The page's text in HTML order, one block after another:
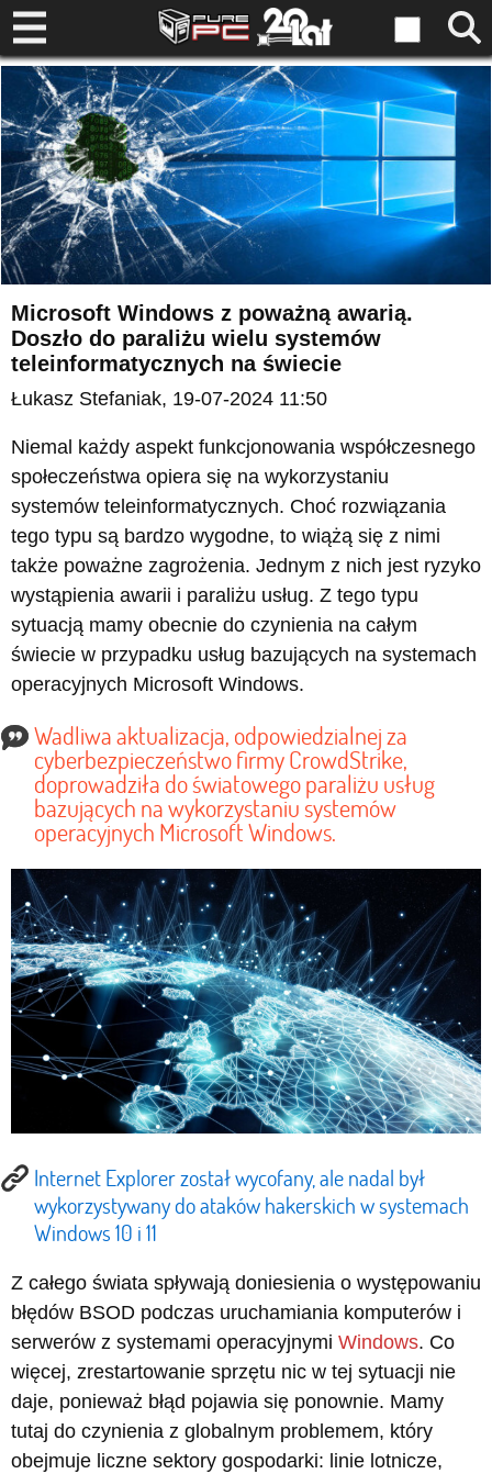
Microsoft Windows z poważną awarią.
Doszło do paraliżu wielu systemów
teleinformatycznych na świecie
Łukasz Stefaniak, 19-07-2024 11:50
Niemal każdy aspekt funkcjonowania współczesnego
społeczeństwa opiera się na wykorzystaniu
systemów teleinformatycznych. Choć rozwiązania
tego typu są bardzo wygodne, to wiążą się z nimi
także poważne zagrożenia. Jednym z nich jest ryzyko
wystąpienia awarii i paraliżu usług. Z tego typu
sytuacją mamy obecnie do czynienia na całym
świecie w przypadku usług bazujących na systemach
operacyjnych Microsoft Windows.
Wadliwa aktualizacja, odpowiedzialnej za
cyberbezpieczeństwo firmy CrowdStrike,
doprowadziła do światowego paraliżu usług
bazujących na wykorzystaniu systemów
operacyjnych Microsoft Windows.
Internet Explorer został wycofany, ale nadal był
wykorzystywany do ataków hakerskich w systemach
Windows 10 i 11
Z całego świata spływają doniesienia o występowaniu
błędów BSOD podczas uruchamiania komputerów i
serwerów z systemami operacyjnymi Windows. Co
więcej, zrestartowanie sprzętu nic w tej sytuacji nie
daje, ponieważ błąd pojawia się ponownie. Mamy
tutaj do czynienia z globalnym problemem, który
obejmuje liczne sektory gospodarki: linie lotnicze,